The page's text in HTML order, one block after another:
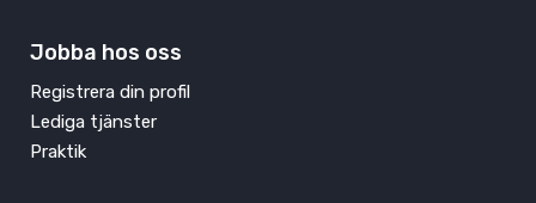
Jobba hos oss
Registrera din profil
Lediga tjänster
Praktik